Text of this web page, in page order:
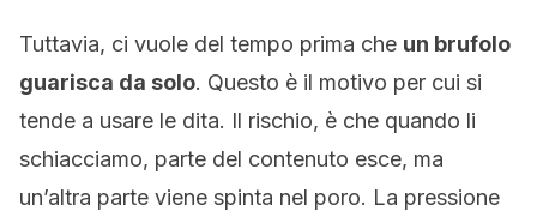
Tuttavia, ci vuole del tempo prima che un brufolo
guarisca da solo. Questo è il motivo per cui si
tende a usare le dita. Il rischio, è che quando li
schiacciamo, parte del contenuto esce, ma
un’altra parte viene spinta nel poro. La pressione